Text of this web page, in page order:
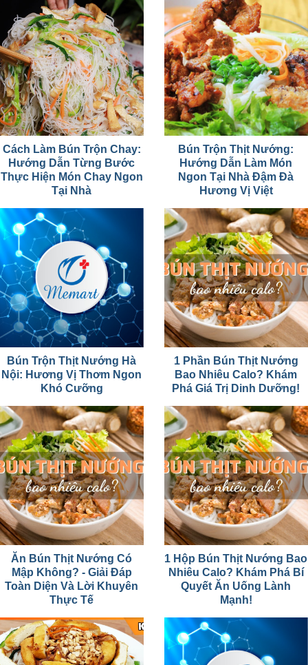
Cách Làm Bún Trộn Chay:
Hướng Dẫn Từng Bước
Thực Hiện Món Chay Ngon
Tại Nhà
Bún Trộn Thịt Nướng:
Hướng Dẫn Làm Món
Ngon Tại Nhà Đậm Đà
Hương Vị Việt
Bún Trộn Thịt Nướng Hà
Nội: Hương Vị Thơm Ngon
Khó Cưỡng
1 Phần Bún Thịt Nướng
Bao Nhiêu Calo? Khám
Phá Giá Trị Dinh Dưỡng!
Ăn Bún Thịt Nướng Có
Mập Không? - Giải Đáp
Toàn Diện Và Lời Khuyên
Thực Tế
1 Hộp Bún Thịt Nướng Bao
Nhiêu Calo? Khám Phá Bí
Quyết Ăn Uống Lành
Mạnh!